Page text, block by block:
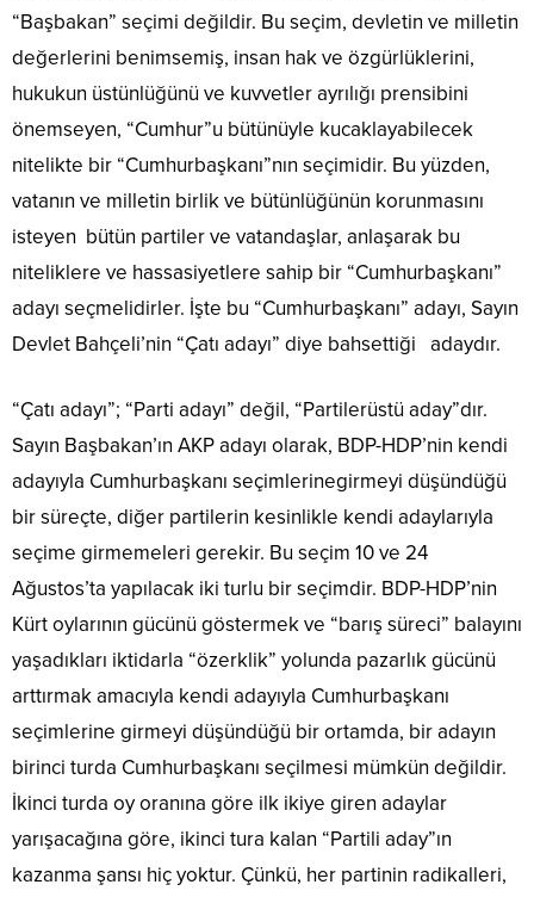
“Başbakan” seçimi değildir. Bu seçim, devletin ve milletin
değerlerini benimsemiş, insan hak ve özgürlüklerini,
hukukun üstünlüğünü ve kuvvetler ayrılığı prensibini
önemseyen, “Cumhur”u bütünüyle kucaklayabilecek
nitelikte bir “Cumhurbaşkanı”nın seçimidir. Bu yüzden,
vatanın ve milletin birlik ve bütünlüğünün korunmasını
isteyen bütün partiler ve vatandaşlar, anlaşarak bu
niteliklere ve hassasiyetlere sahip bir “Cumhurbaşkanı”
adayı seçmelidirler. İşte bu “Cumhurbaşkanı” adayı, Sayın
Devlet Bahçeli’nin “Çatı adayı” diye bahsettiği adaydır.
“Çatı adayı”; “Parti adayı” değil, “Partilerüstü aday”dır.
Sayın Başbakan’ın AKP adayı olarak, BDP-HDP’nin kendi
adayıyla Cumhurbaşkanı seçimlerinegirmeyi düşündüğü
bir süreçte, diğer partilerin kesinlikle kendi adaylarıyla
seçime girmemeleri gerekir. Bu seçim 10 ve 24
Ağustos’ta yapılacak iki turlu bir seçimdir. BDP-HDP’nin
Kürt oylarının gücünü göstermek ve “barış süreci” balayını
yaşadıkları iktidarla “özerklik” yolunda pazarlık gücünü
arttırmak amacıyla kendi adayıyla Cumhurbaşkanı
seçimlerine girmeyi düşündüğü bir ortamda, bir adayın
birinci turda Cumhurbaşkanı seçilmesi mümkün değildir.
İkinci turda oy oranına göre ilk ikiye giren adaylar
yarışacağına göre, ikinci tura kalan “Partili aday”ın
kazanma şansı hiç yoktur. Çünkü, her partinin radikalleri,